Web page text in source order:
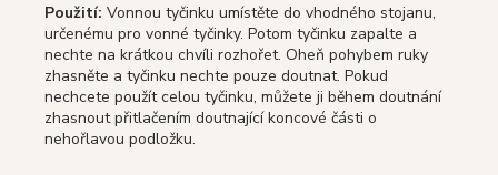
Použití: Vonnou tyčinku umístěte do vhodného stojanu,
určenému pro vonné tyčinky. Potom tyčinku zapalte a
nechte na krátkou chvíli rozhořet. Oheň pohybem ruky
zhasněte a tyčinku nechte pouze doutnat. Pokud
nechcete použít celou tyčinku, můžete ji během doutnání
zhasnout přitlačením doutnající koncové části o
nehořlavou podložku.